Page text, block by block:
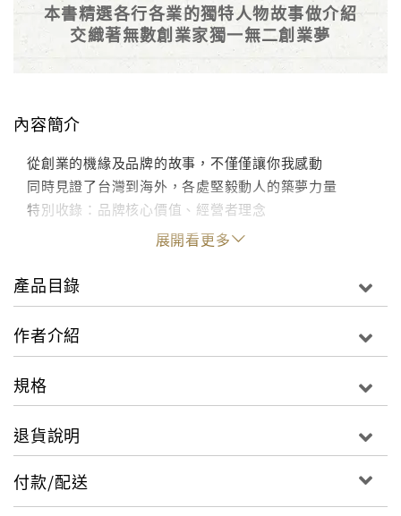
本書精選各行各業的獨特人物故事做介紹
交織著無數創業家獨一無二創業夢
內容簡介
從創業的機緣及品牌的故事，不僅僅讓你我感動
同時見證了台灣到海外，各處堅毅動人的築夢力量
特別收錄：品牌核心價值、經營者理念
展開看更多
產品目錄
作者介紹
規格
退貨說明
付款/配送